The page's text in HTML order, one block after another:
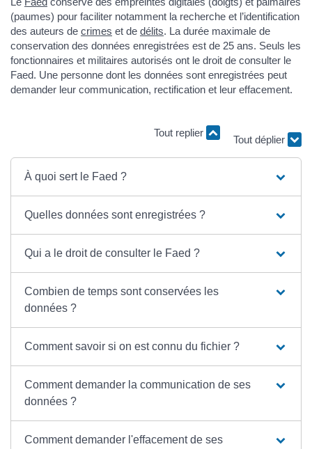
(paumes) pour faciliter notamment la recherche et l’identification
des auteurs de crimes et de délits. La durée maximale de
conservation des données enregistrées est de 25 ans. Seuls les
fonctionnaires et militaires autorisés ont le droit de consulter le
Faed. Une personne dont les données sont enregistrées peut
demander leur communication, rectification et leur effacement.
Tout replier Tout déplier
À quoi sert le Faed ?
Quelles données sont enregistrées ?
Qui a le droit de consulter le Faed ?
Combien de temps sont conservées les
données ?
Comment savoir si on est connu du fichier ?
Comment demander la communication de ses
données ?
Comment demander l'effacement de ses